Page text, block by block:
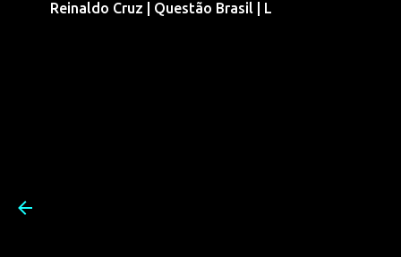
Reinaldo Cruz | Questão Brasil | L